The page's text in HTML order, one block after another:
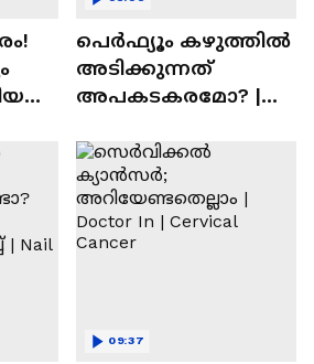
പെർഫ്യൂം കഴുത്തിൽ
അടിക്കുന്നത്
അപകടകരമോ? |
09:37